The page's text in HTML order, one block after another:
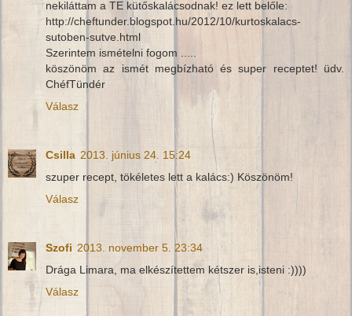
nekiláttam a TE kütőskalácsodnak! ez lett belőle:
http://cheftunder.blogspot.hu/2012/10/kurtoskalacs-
sutoben-sutve.html
Szerintem ismételni fogom .....
köszönöm az ismét megbízható és super receptet! üdv.
ChéfTündér
Válasz
Csilla 2013. június 24. 15:24
szuper recept, tökéletes lett a kalács:) Köszönöm!
Válasz
Szofi 2013. november 5. 23:34
Drága Limara, ma elkészítettem kétszer is,isteni :))))
Válasz